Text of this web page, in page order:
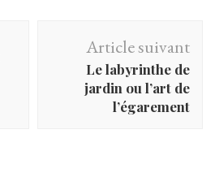
Article suivant
Le labyrinthe de
jardin ou l’art de
l’égarement